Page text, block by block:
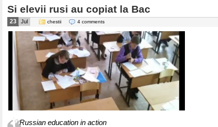
Si elevii rusi au copiat la Bac
23 Jul chestii 4 comments
Russian education in action